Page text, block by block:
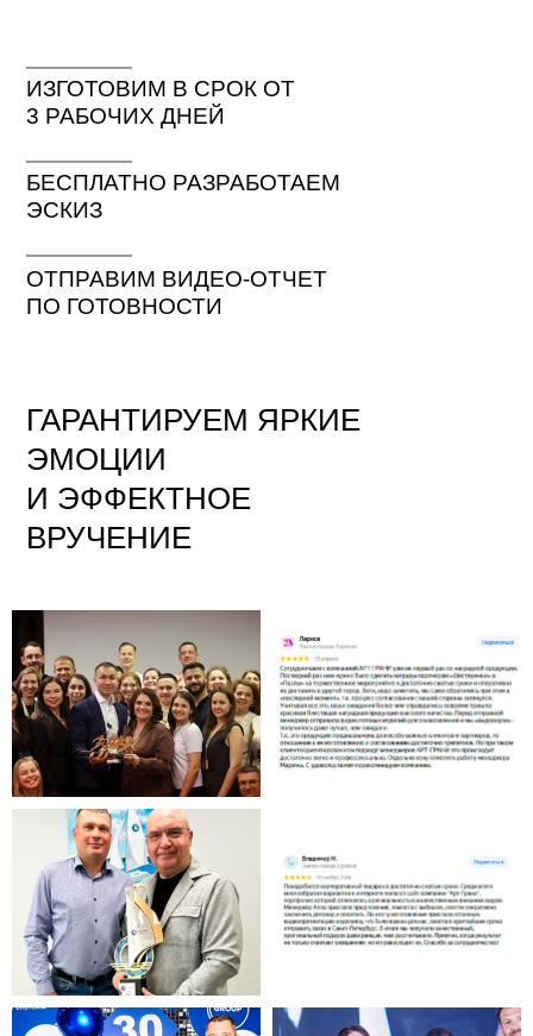
ИЗГОТОВИМ В СРОК ОТ
3 РАБОЧИХ ДНЕЙ
БЕСПЛАТНО РАЗРАБОТАЕМ
ЭСКИЗ
ОТПРАВИМ ВИДЕО-ОТЧЕТ
ПО ГОТОВНОСТИ
ГАРАНТИРУЕМ ЯРКИЕ
ЭМОЦИИ
И ЭФФЕКТНОЕ
ВРУЧЕНИЕ